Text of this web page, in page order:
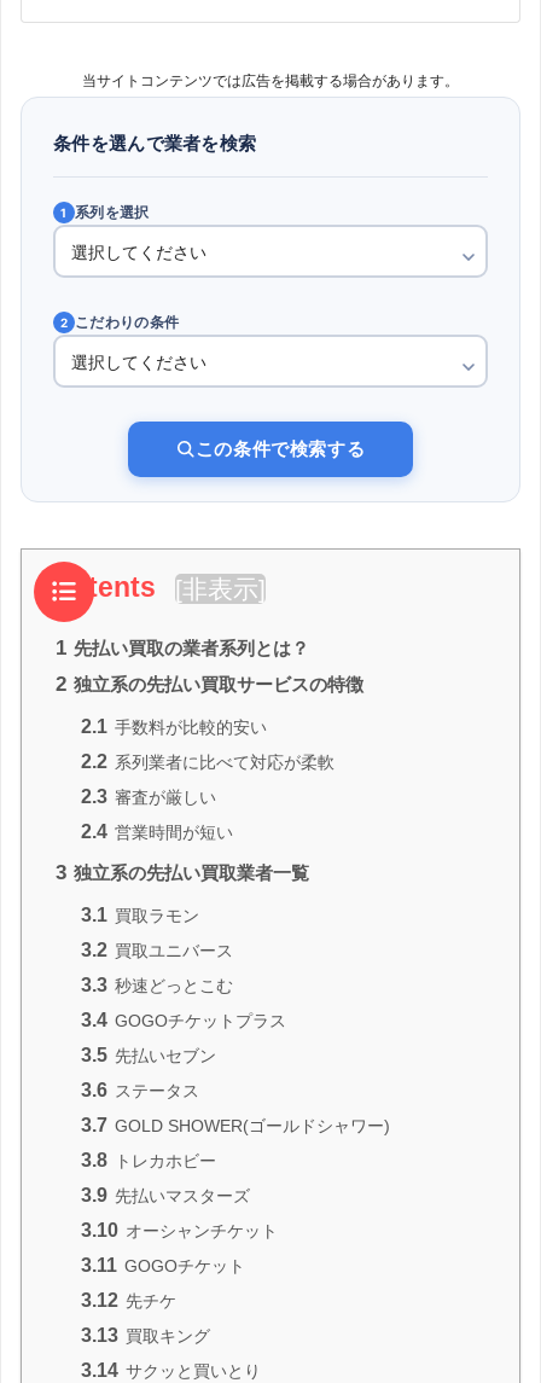
当サイトコンテンツでは広告を掲載する場合があります。
条件を選んで業者を検索
1 系列を選択
2 こだわりの条件
この条件で検索する
Contents [非表示]
1 先払い買取の業者系列とは？
2 独立系の先払い買取サービスの特徴
2.1 手数料が比較的安い
2.2 系列業者に比べて対応が柔軟
2.3 審査が厳しい
2.4 営業時間が短い
3 独立系の先払い買取業者一覧
3.1 買取ラモン
3.2 買取ユニバース
3.3 秒速どっとこむ
3.4 GOGOチケットプラス
3.5 先払いセブン
3.6 ステータス
3.7 GOLD SHOWER(ゴールドシャワー)
3.8 トレカホビー
3.9 先払いマスターズ
3.10 オーシャンチケット
3.11 GOGOチケット
3.12 先チケ
3.13 買取キング
3.14 サクッと買いとり